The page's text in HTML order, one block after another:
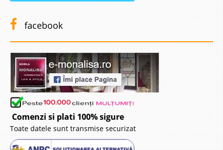
facebook
Comenzi si plati 100% sigure
Toate datele sunt transmise securizat